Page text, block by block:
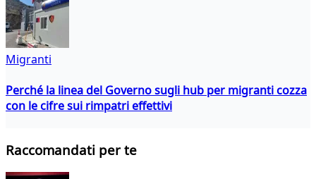
Migranti
Perché la linea del Governo sugli hub per migranti cozza
con le cifre sui rimpatri effettivi
Raccomandati per te